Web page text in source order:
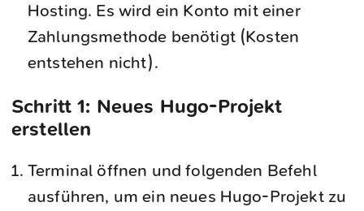
Hosting. Es wird ein Konto mit einer
Zahlungsmethode benötigt (Kosten
entstehen nicht).
Schritt 1: Neues Hugo-Projekt
erstellen
Terminal öffnen und folgenden Befehl
ausführen, um ein neues Hugo-Projekt zu